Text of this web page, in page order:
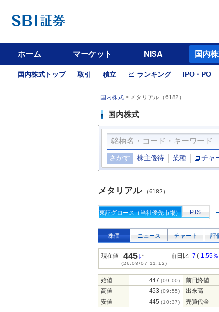
ホーム マーケット NISA 国内
国内株式トップ 取引 積立 ランキング IPO・PO
国内株式 > メタリアル（6182）
国内株式
さがす 株主優待 業種 チャ
メタリアル（6182）
東証グロース（当社優先市場） PTS
株価 ニュース チャート 評
現在値 445↓*
(26/08/07 11:12)
前日比 -7 (-1.55％
始値 447 (09:00)
前日終値
高値
453 (09:55)
出来高
安値
445 (10:37) 売買代金